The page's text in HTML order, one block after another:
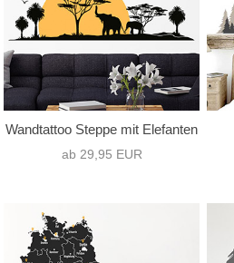
Wandtattoo Steppe mit Elefanten
ab 29,95 EUR